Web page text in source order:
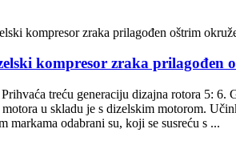
kompresor zraka prilagođen
treću generaciju dizajna rotora 5:
u skladu je s dizelskim motorom.
markama odabrani su, koji se susreću s ...